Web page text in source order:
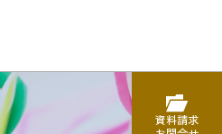
資料請求